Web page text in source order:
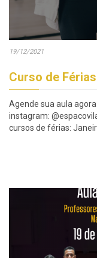
19/12/2021
Curso de
Agende sua aula
instagram:
cursos de férias: